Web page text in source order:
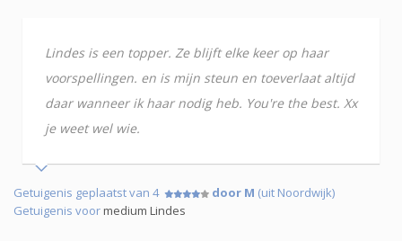
Lindes is een topper. Ze blijft elke keer op haar
voorspellingen. en is mijn steun en toeverlaat altijd
daar wanneer ik haar nodig heb. You're the best. Xx
je weet wel wie.
Getuigenis geplaatst van 4 door M (uit Noordwijk)
Getuigenis voormedium Lindes